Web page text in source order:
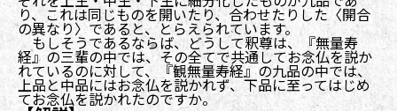
り、これは同じものを開いたり、合わせたりした〈開合
の異なり〉であると、とらえられています。
もしそうであるならば、どうして釈尊は、『無量寿
経』の三輩の中では、その全てで共通してお念仏を説か
れているのに対して、『観無量寿経』の九品の中では、
上品と中品にはお念仏を説かれず、下品に至ってはじめ
てお念仏を説かれたのですか。